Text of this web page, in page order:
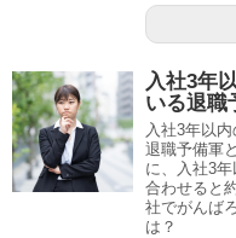
入社3年
いる退職
入社3年以
退職予備軍
に、入社3
合わせると
社でがんば
は？